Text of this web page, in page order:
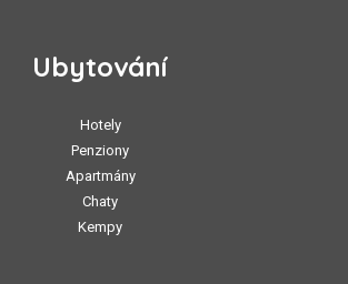
Ubytování
Hotely
Penziony
Apartmány
Chaty
Kempy